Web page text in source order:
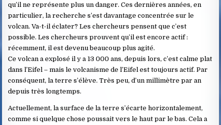
qu’il ne représente plus un danger. Ces dernières années, en
particulier, la recherche s’est davantage concentrée sur le
volcan. Va-t-il éclater? Les chercheurs pensent que c’est
possible. Les chercheurs prouvent qu’il est encore actif :
récemment, il est devenu beaucoup plus agité.
Ce volcan a explosé il y a 13 000 ans, depuis lors, c’est calme plat
dans l’Eifel – mais le volcanisme de l’Eifel est toujours actif. Par
conséquent, la terre s’élève. Très peu, d’un millimètre par an
depuis très longtemps.
Actuellement, la surface de la terre s’écarte horizontalement,
comme si quelque chose poussait vers le haut par le bas. Cela a